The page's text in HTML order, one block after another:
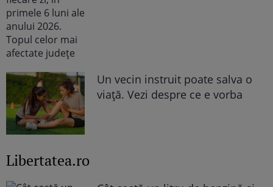
Un vecin instruit poate salva o
viață. Vezi despre ce e vorba
Libertatea.ro